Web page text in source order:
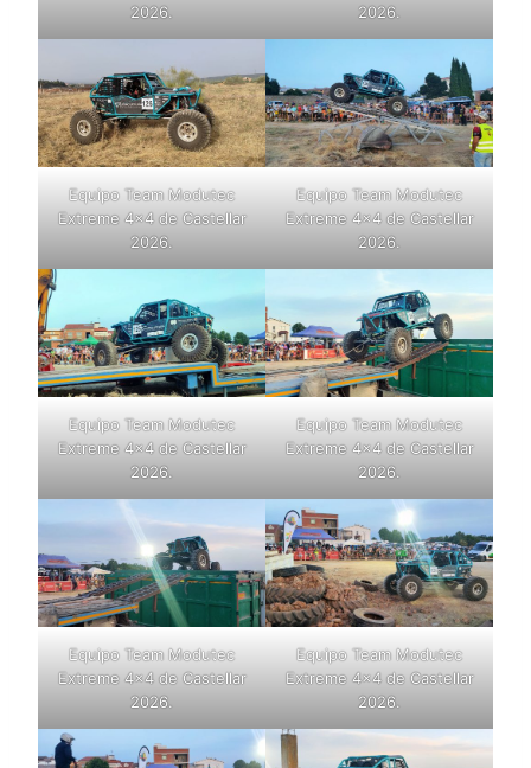
2026.
2026.
Equipo Team Modutec
Extreme 4×4 de Castellar
2026.
Equipo Team Modutec
Extreme 4×4 de Castellar
2026.
Equipo Team Modutec
Extreme 4×4 de Castellar
2026.
Equipo Team Modutec
Extreme 4×4 de Castellar
2026.
Equipo Team Modutec
Extreme 4×4 de Castellar
2026.
Equipo Team Modutec
Extreme 4×4 de Castellar
2026.